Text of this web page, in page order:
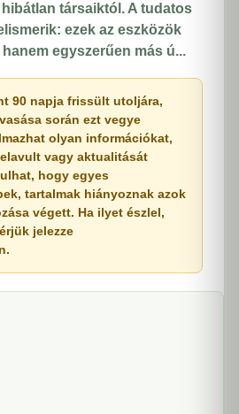
társaiktól. A tudatos
ezek az eszközök
egyszerűen más ú...
90 napja frissült utoljára,
során ezt vegye
olyan információkat,
vagy aktualitását
hogy egyes
tartalmak hiányoznak azok
végett. Ha ilyet észlel,
jelezze